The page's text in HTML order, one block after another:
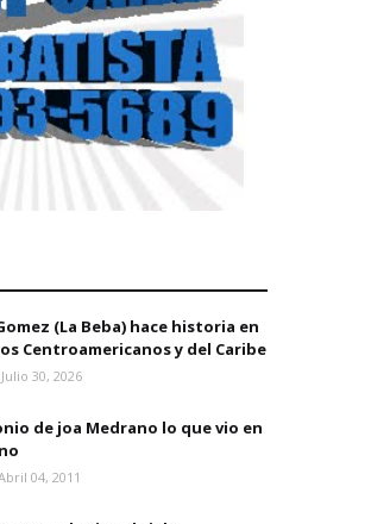
(La Beba) hace historia en
Centroamericanos y del Caribe
30, 2026
de joa Medrano lo que vio en
04, 2011